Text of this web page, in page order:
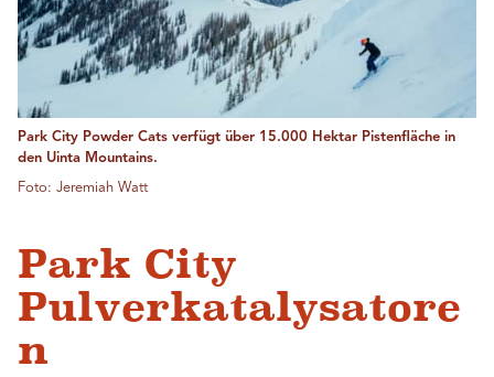
Park City Powder Cats verfügt über 15.000 Hektar Pistenfläche in
den Uinta Mountains.
Foto: Jeremiah Watt
Park City
Pulverkatalysatore
n